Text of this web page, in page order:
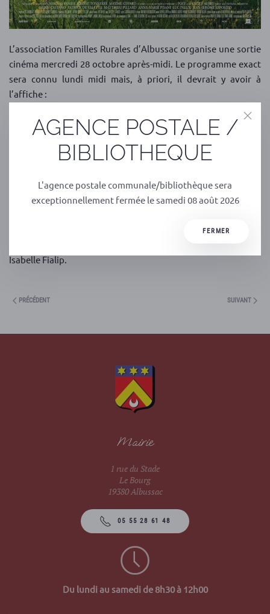
L’association Familles Rurales d’Albussac organise une sortie
cinéma mercredi 28 octobre après-midi. Le programme exact
sera connu lundi midi mais, à priori, il devrait y avoir à
l’affiche :
– Calamity
recevra une petite poche contenant son goûter, avec
quelques petits bonbons d’Halloween, étant donné que cette
Les personnes intéressées doivent prendre contact avec
Isabelle Fialip.
PRÉCÉDENT SUIVANT
Mairie
1 rue du Stade
Le Bourg
19380 Albussac
05 55 28 61 48
Du lundi au samedi de 8h30 à 12h00
AGENCE POSTALE /
BIBLIOTHEQUE
L'agence postale communale/bibliothèque sera
exceptionnellement fermée le samedi 08 août 2026
FERMER